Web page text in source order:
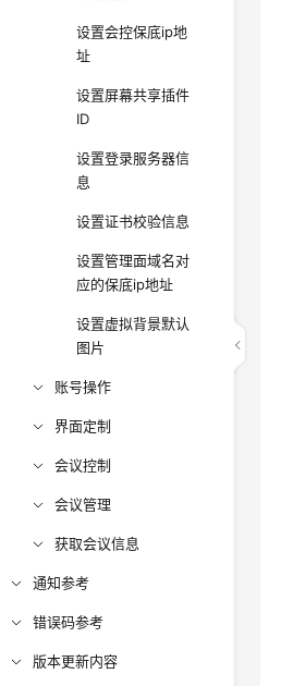
设置会控保底ip地
址
设置屏幕共享插件
ID
设置登录服务器信
息
设置证书校验信息
设置管理面域名对
应的保底ip地址
设置虚拟背景默认
图片
账号操作
界面定制
会议控制
会议管理
获取会议信息
通知参考
错误码参考
版本更新内容